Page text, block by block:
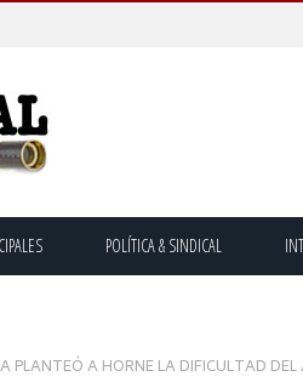
POLÍTICA & SINDICAL
PLANTEÓ A HORNE LA DIFICULTAD